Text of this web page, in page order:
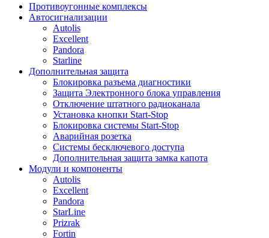
Противоугонные комплексы
Автосигнализации
Autolis
Excellent
Pandora
Starline
Дополнительная защита
Блокировка разъема диагностики
Защита Электронного блока управления
Отключение штатного радиоканала
Установка кнопки Start-Stop
Блокировка системы Start-Stop
Аварийная розетка
Системы бесключевого доступа
Дополнительная защита замка капота
Модули и компоненты
Autolis
Excellent
Pandora
StarLine
Prizrak
Fortin